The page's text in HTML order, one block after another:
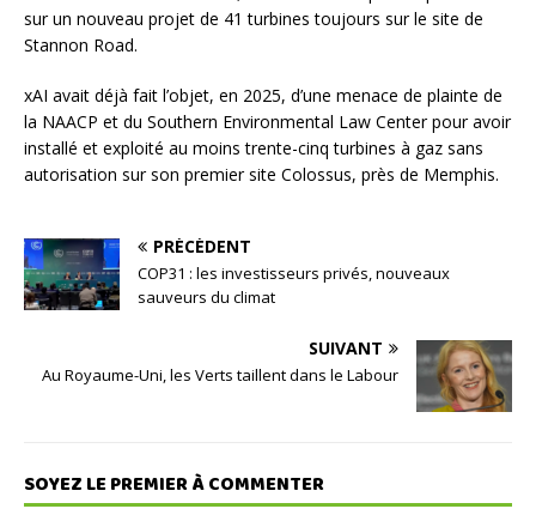
sur un nouveau projet de 41 turbines toujours sur le site de
Stannon Road.
xAI avait déjà fait l’objet, en 2025, d’une menace de plainte de
la NAACP et du Southern Environmental Law Center pour avoir
installé et exploité au moins trente-cinq turbines à gaz sans
autorisation sur son premier site Colossus, près de Memphis.
PRÉCÉDENT
COP31 : les investisseurs privés, nouveaux
sauveurs du climat
SUIVANT
Au Royaume-Uni, les Verts taillent dans le Labour
SOYEZ LE PREMIER À COMMENTER